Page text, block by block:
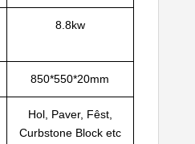
8.8kw
850*550*20mm
Hol, Paver, Fêst,
Curbstone Block etc